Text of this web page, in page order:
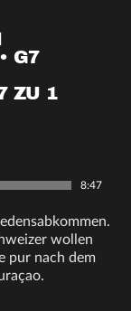
G7
ZU 1
8:47
wollen
pur nach dem